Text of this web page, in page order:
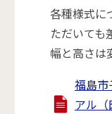
各種様式に
ただいても
幅と高さは
福島市
アル